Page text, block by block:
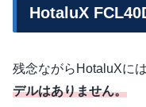
HotaluX
残念ながらHotaluXには
デルはありません。